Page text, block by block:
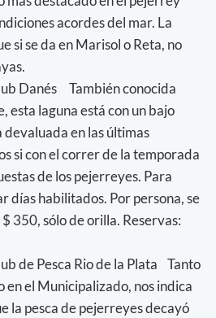
acordes del mar. La
si se da en Marisol o Reta, no
Danés También conocida
esta laguna está con un bajo
devaluada en las últimas
si con el correr de la temporada
de los pejerreyes. Para
días habilitados. Por persona, se
350, sólo de orilla. Reservas:
de Pesca Rio de la Plata Tanto
en el Municipalizado, nos indica
la pesca de pejerreyes decayó